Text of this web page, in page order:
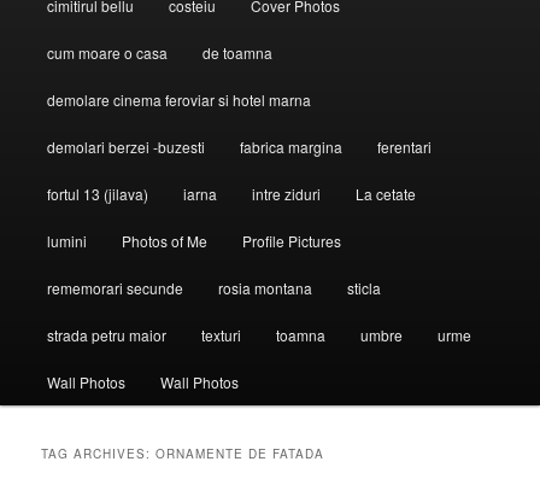
cimitirul bellu costeiu Cover Photos
cum moare o casa de toamna
demolare cinema feroviar si hotel marna
demolari berzei -buzesti fabrica margina ferentari
fortul 13 (jilava) iarna intre ziduri La cetate
lumini Photos of Me Profile Pictures
rememorari secunde rosia montana sticla
strada petru maior texturi toamna umbre urme
Wall Photos Wall Photos
TAG ARCHIVES:ORNAMENTE DE FATADA